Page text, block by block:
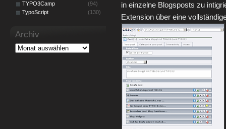
in einzelne Blogsposts zu
Extension über eine
TYPO3Camp
(94)
TypoScript
(130)
Archiv